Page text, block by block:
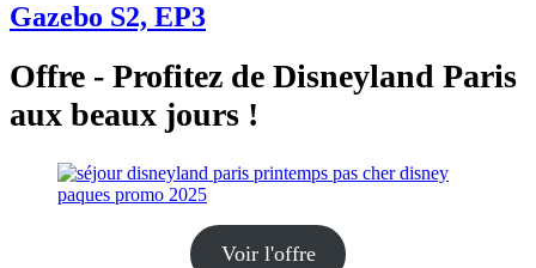
Gazebo S2, EP3
Offre - Profitez de Disneyland Paris
aux beaux jours !
Voir l'offre